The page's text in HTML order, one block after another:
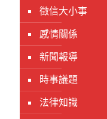
徵信大小事
感情關係
新聞報導
時事議題
法律知識